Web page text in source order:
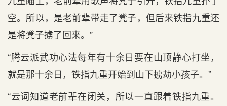
空。所以，是老前辈带走了凳子，但后来铁指九重还
是将凳子掳了回来。”
“腾云派武功心法每年有十余日要在山顶静心打坐，
就是那十余日，铁指九重开始到山下掳劫小孩子。”
“云词知道老前辈在闭关，所以一直跟着铁指九重。